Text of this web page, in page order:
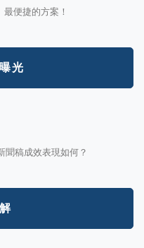
便捷的方案！
光
稿成效表現如何？